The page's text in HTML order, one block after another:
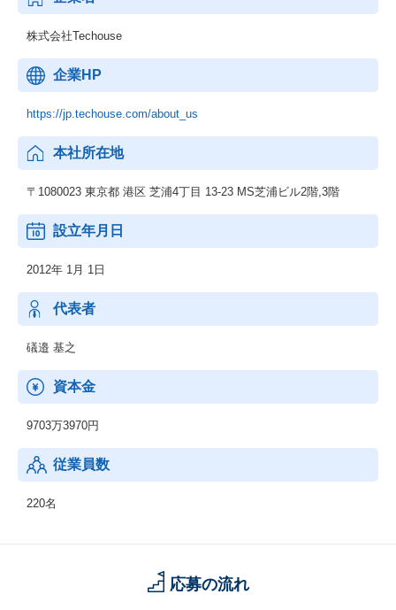
株式会社Techouse
企業HP
https://jp.techouse.com/about_us
本社所在地
〒1080023 東京都 港区 芝浦4丁目 13-23 MS芝浦ビル2階,3階
設立年月日
2012年 1月 1日
代表者
礒邉 基之
資本金
9703万3970円
従業員数
220名
応募の流れ